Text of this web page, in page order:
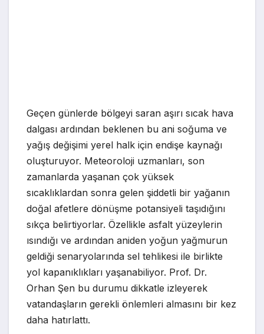
Geçen günlerde bölgeyi saran aşırı sıcak hava
dalgası ardından beklenen bu ani soğuma ve
yağış değişimi yerel halk için endişe kaynağı
oluşturuyor. Meteoroloji uzmanları, son
zamanlarda yaşanan çok yüksek
sıcaklıklardan sonra gelen şiddetli bir yağanın
doğal afetlere dönüşme potansiyeli taşıdığını
sıkça belirtiyorlar. Özellikle asfalt yüzeylerin
ısındığı ve ardından aniden yoğun yağmurun
geldiği senaryolarında sel tehlikesi ile birlikte
yol kapanıklıkları yaşanabiliyor. Prof. Dr.
Orhan Şen bu durumu dikkatle izleyerek
vatandaşların gerekli önlemleri almasını bir kez
daha hatırlattı.